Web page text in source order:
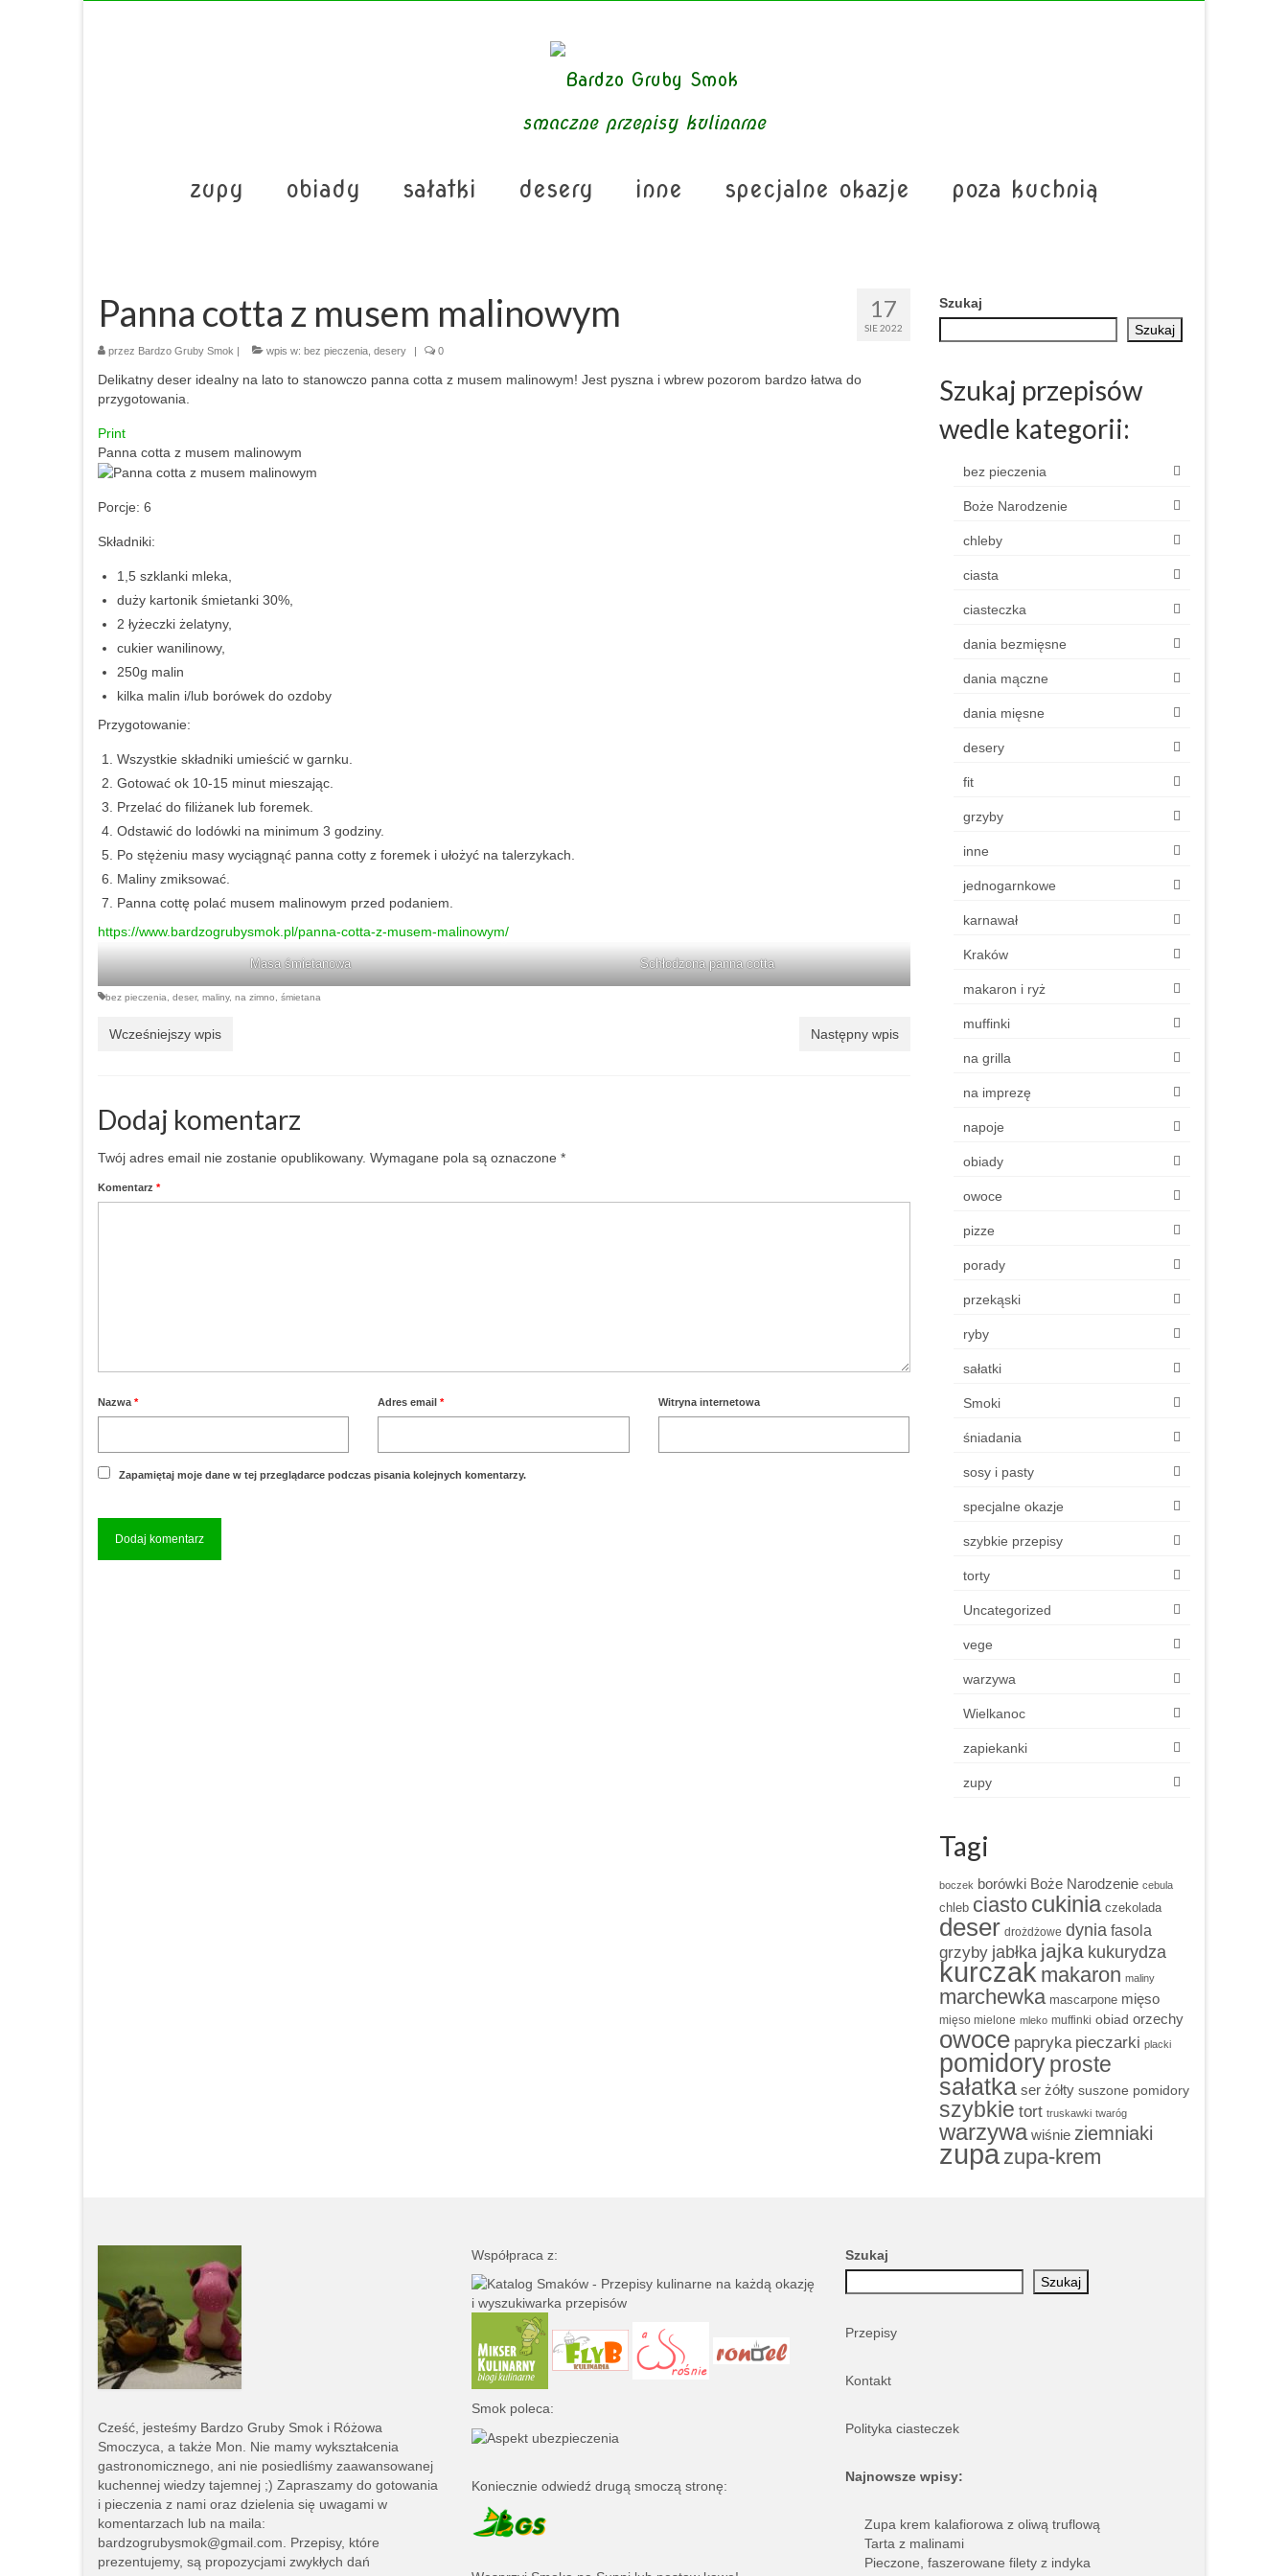
smaczne przepisy kulinarne
zupy obiady sałatki desery inne specjalne okazje poza kuchnią
17
SIE 2022
Panna cotta z musem malinowym
przez Bardzo Gruby Smok | wpis w: bez pieczenia desery | 0
Delikatny deser idealny na lato to stanowczo panna cotta z musem malinowym! Jest pyszna i wbrew pozorom bardzo łatwa do
przygotowania.
Print
Panna cotta z musem malinowym
Porcje: 6
Składniki:
1,5 szklanki mleka,
duży kartonik śmietanki 30%,
2 łyżeczki żelatyny,
cukier wanilinowy,
250g malin
kilka malin i/lub borówek do ozdoby
Przygotowanie:
Wszystkie składniki umieścić w garnku.
Gotować ok 10-15 minut mieszając.
Przelać do filiżanek lub foremek.
Odstawić do lodówki na minimum 3 godziny.
Po stężeniu masy wyciągnąć panna cotty z foremek i ułożyć na talerzykach.
Maliny zmiksować.
Panna cottę polać musem malinowym przed podaniem.
https://www.bardzogrubysmok.pl/panna-cotta-z-musem-malinowym/
Masa śmietanowa Schłodzona panna cotta
bez pieczenia deser, maliny, na zimno śmietana
Wcześniejszy wpis Następny wpis
Dodaj komentarz
Twój adres email nie zostanie opublikowany. Wymagane pola są oznaczone *
Komentarz *
Nazwa * Adres email* Witryna internetowa
Zapamiętaj moje dane w tej przeglądarce podczas pisania kolejnych komentarzy.
Szukaj
Szukaj
Szukaj przepisów
wedle kategorii:
bez pieczenia
Boże Narodzenie
chleby
ciasta
ciasteczka
dania bezmięsne
dania mączne
dania mięsne
desery
fit
grzyby
inne
jednogarnkowe
karnawał
Kraków
makaron i ryż
muffinki
na grilla
na imprezę
napoje
obiady
owoce
pizze
porady
przekąski
ryby
sałatki
Smoki
śniadania
sosy i pasty
specjalne okazje
szybkie przepisy
torty
Uncategorized
vege
warzywa
Wielkanoc
zapiekanki
zupy
Tagi
boczek borówki Boże Narodzenie cebula
chleb ciasto cukinia czekolada
deser drożdżowe dynia fasola
grzyby jabłka jajka kukurydza
kurczak makaron maliny
marchewka mascarpone mięso
mięso mielone mleko muffinki obiad orzechy
owoce papryka pieczarki placki
pomidory proste
sałatka ser żółty suszone pomidory
szybkie tort truskawki twaróg
warzywa wiśnie ziemniaki
zupa zupa-krem
Cześć, jesteśmy Bardzo Gruby Smok i Różowa
Smoczyca, a także Mon. Nie mamy wykształcenia
gastronomicznego, ani nie posiedliśmy zaawansowanej
kuchennej wiedzy tajemnej ;) Zapraszamy do gotowania
i pieczenia z nami oraz dzielenia się uwagami w
komentarzach lub na maila:
bardzogrubysmok@gmail.com . Przepisy, które
prezentujemy, są propozycjami zwykłych dań
Współpraca z:
Smok poleca:
Koniecznie odwiedź drugą smoczą stronę:
Szukaj
Szukaj
Przepisy
Kontakt
Polityka ciasteczek
Najnowsze wpisy:
Zupa krem kalafiorowa z oliwą truflową
Tarta z malinami
Pieczone, faszerowane filety z indyka